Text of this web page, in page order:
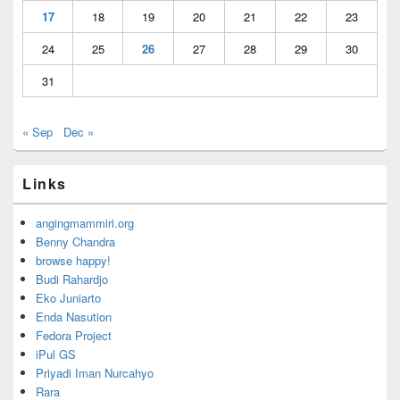
17
18 19 20 21 22
23
24
25 26 27 28 29
30
31
« Sep Dec »
Links
angingmammiri.org
Benny Chandra
browse happy!
Budi Rahardjo
Eko Juniarto
Enda Nasution
Fedora Project
iPul GS
Priyadi Iman Nurcahyo
Rara